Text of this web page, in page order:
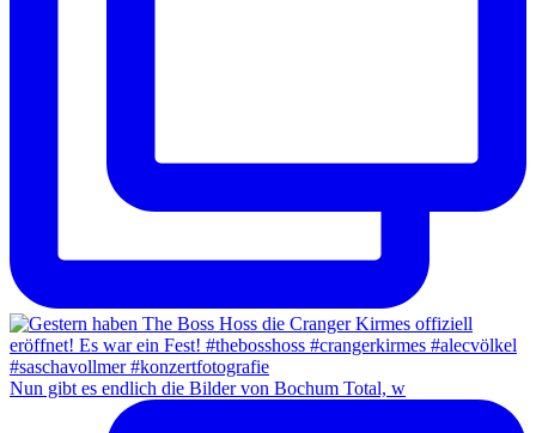
Nun gibt es endlich die Bilder von Bochum Total, w